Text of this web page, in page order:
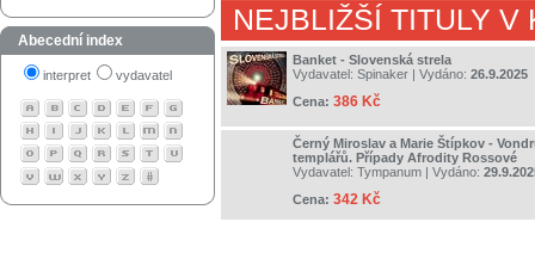
Abecední index
interpret vydavatel
NEJBLIŽŠÍ TITULY V
Banket - Slovenská strela
Vydavatel: Spinaker | Vydáno: 26.9.2025
Cena: 386 Kč
Černý Miroslav a Marie Štípkov -
templářů. Případy Afrodity Rossové
Vydavatel: Tympanum | Vydáno:
Cena: 342 Kč